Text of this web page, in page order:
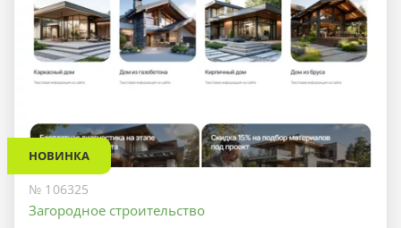
НОВИНКА
№ 106325
Загородное строительство